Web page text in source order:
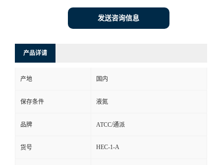
发送咨询信息
产品详请
产地 国内
保存条件 液氮
品牌 ATCC/通派
货号 HEC-1-A